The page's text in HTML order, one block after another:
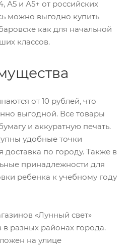
А5 и А5+ от российских
можно выгодно купить
как для начальной
классов.
от 10 рублей, что
выгодной. Все товары
и аккуратную печать.
удобные точки
по городу. Также в
принадлежности для
ребенка к учебному году
«Лунный свет»
в разных районах города.
на улице